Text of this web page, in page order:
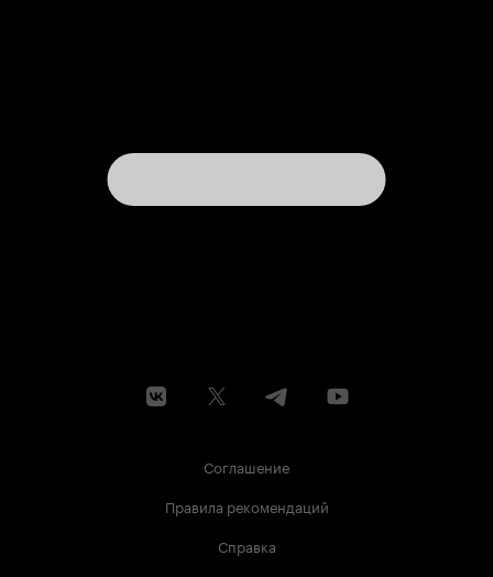
Соглашение
Правила рекомендаций
Справка